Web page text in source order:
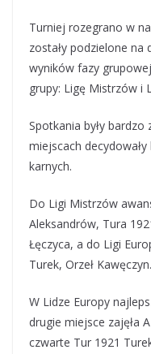
Turniej rozegrano w
zostały podzielone na
wyników fazy
grupy: Ligę Mistrzów i
Spotkania były
miejscach
karnych.
Do Ligi Mistrzów
Aleksandrów, Tura
Łęczyca, a do Ligi
Turek, Orzeł Kawęczyn.
W Lidze Europy
drugie miejsce zajęła
czwarte Tur 1921